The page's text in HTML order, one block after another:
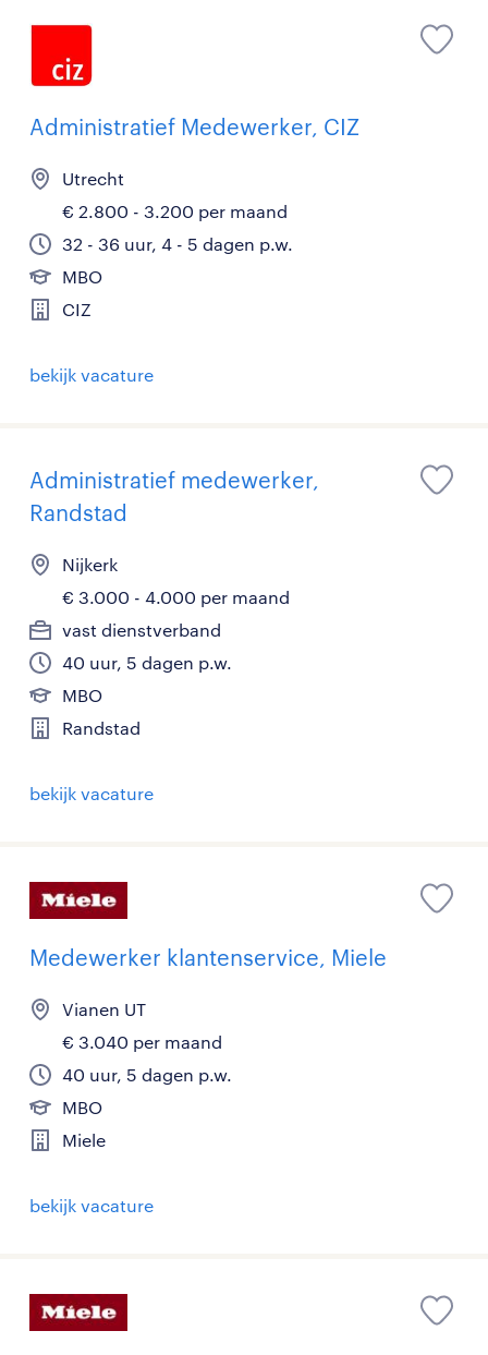
Administratief Medewerker, CIZ
Utrecht
€ 2.800 - 3.200 per maand
32 - 36 uur, 4 - 5 dagen p.w.
MBO
CIZ
bekijk vacature
Administratief medewerker,
Randstad
Nijkerk
€ 3.000 - 4.000 per maand
vast dienstverband
40 uur, 5 dagen p.w.
MBO
Randstad
bekijk vacature
Medewerker klantenservice, Miele
Vianen UT
€ 3.040 per maand
40 uur, 5 dagen p.w.
MBO
Miele
bekijk vacature